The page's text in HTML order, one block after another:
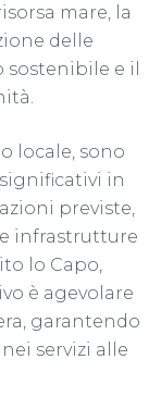
mare, la
delle
e il
locale, sono
in
previste,
infrastrutture
lo Capo,
è agevolare
garantendo
servizi alle